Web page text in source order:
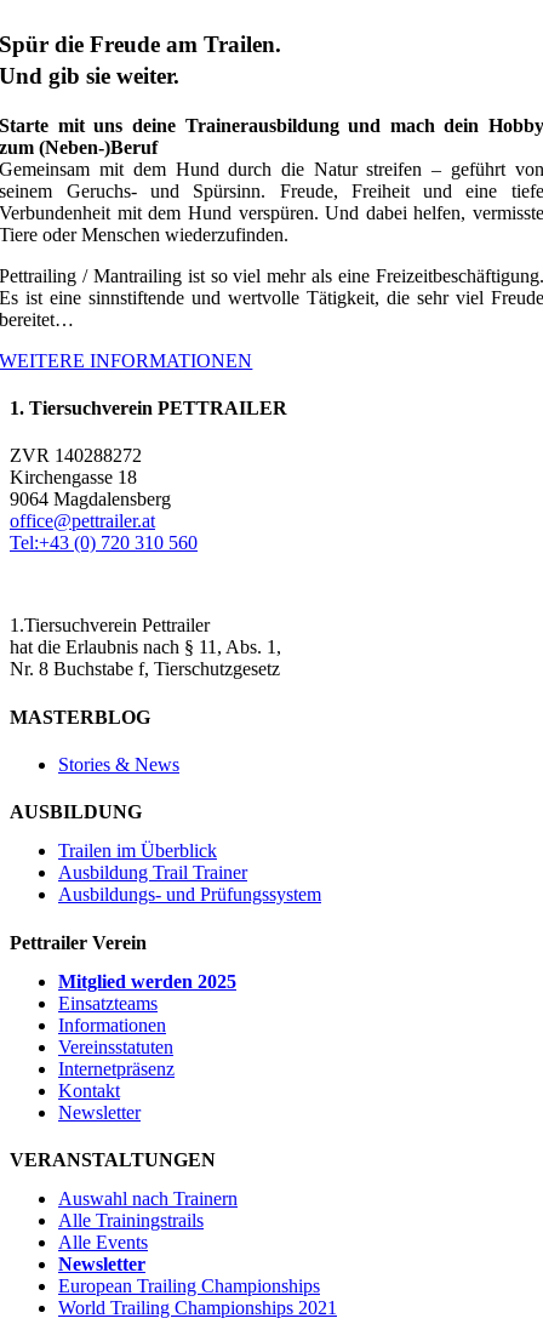
Spür die Freude am Trailen.
Und gib sie weiter.
Starte mit uns deine Trainerausbildung und mach dein Hobby
zum (Neben-)Beruf
Gemeinsam mit dem Hund durch die Natur streifen – geführt von
seinem Geruchs- und Spürsinn. Freude, Freiheit und eine tiefe
Verbundenheit mit dem Hund verspüren. Und dabei helfen, vermisste
Tiere oder Menschen wiederzufinden.
Pettrailing / Mantrailing ist so viel mehr als eine Freizeitbeschäftigung.
Es ist eine sinnstiftende und wertvolle Tätigkeit, die sehr viel Freude
bereitet…
WEITERE INFORMATIONEN
1. Tiersuchverein PETTRAILER
ZVR 140288272
Kirchengasse 18
9064 Magdalensberg
office@pettrailer.at
Tel:+43 (0) 720 310 560
1.Tiersuchverein Pettrailer
hat die Erlaubnis nach § 11, Abs. 1,
Nr. 8 Buchstabe f, Tierschutzgesetz
MASTERBLOG
Stories & News
AUSBILDUNG
Trailen im Überblick
Ausbildung Trail Trainer
Ausbildungs- und Prüfungssystem
Pettrailer Verein
Mitglied werden 2025
Einsatzteams
Informationen
Vereinsstatuten
Internetpräsenz
Kontakt
Newsletter
VERANSTALTUNGEN
Auswahl nach Trainern
Alle Trainingstrails
Alle Events
Newsletter
European Trailing Championships
World Trailing Championships 2021